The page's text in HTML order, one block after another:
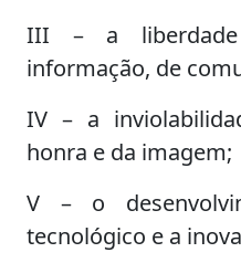
III – a
informação, de
IV – a
honra e da imagem;
V – o
tecnológico e a